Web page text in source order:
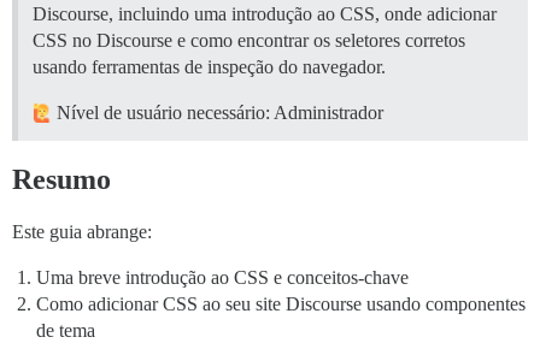
Discourse, incluindo uma introdução ao CSS, onde adicionar
CSS no Discourse e como encontrar os seletores corretos
usando ferramentas de inspeção do navegador.
Nível de usuário necessário: Administrador
Resumo
Este guia abrange:
Uma breve introdução ao CSS e conceitos-chave
Como adicionar CSS ao seu site Discourse usando componentes
de tema